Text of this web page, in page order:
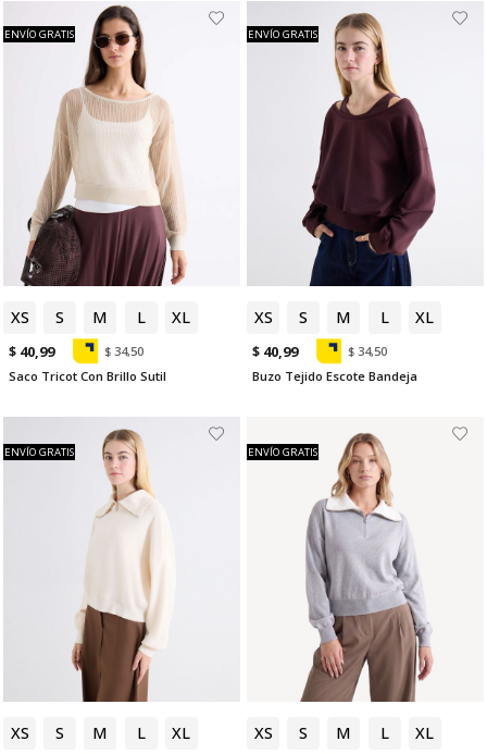
XS S M L XL
ENVÍO GRATIS
$ 40,99
$ 34,50
Saco Tricot Con Brillo Sutil
XS S M L XL
ENVÍO GRATIS
$ 40,99
$ 34,50
Buzo Tejido Escote Bandeja
XS S M L XL
ENVÍO GRATIS
XS S M L XL
ENVÍO GRATIS